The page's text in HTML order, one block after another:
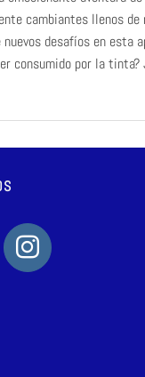
cambiantes llenos
desafíos en
consumido por la